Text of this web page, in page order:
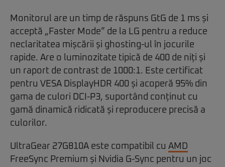
Monitorul are un timp de răspuns GtG de 1 ms și
acceptă „Faster Mode” de la LG pentru a reduce
neclaritatea mișcării și ghosting-ul în jocurile
rapide. Are o luminozitate tipică de 400 de niți și
un raport de contrast de 1000:1. Este certificat
pentru VESA DisplayHDR 400 și acoperă 95% din
gama de culori DCI-P3, suportând conținut cu
gamă dinamică ridicată și reproducere precisă a
culorilor.
UltraGear 27G810A este compatibil cu AMD
FreeSync Premium și Nvidia G-Sync pentru un joc